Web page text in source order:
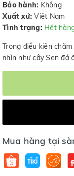
Bảo hành: Không
Xuất xứ: Việt Nam
Tình trạng: Hết
Trong điều kiện
nhìn như cây Sen đá
Mua hàng tại